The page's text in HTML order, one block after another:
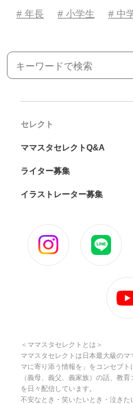
# 年長
# 小学生 # 中
セレクト
ママスタセレクトQ&A
ライター募集
イラストレーター募集
＜ママスタセレクトとは＞
ママスタセレクトは日本最大級の
マに寄り添う情報を」をコンセプ
（義母、義父、義家族）の話、教
を日々配信しています。
不安なとき・笑いたいとき・泣き